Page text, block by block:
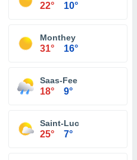
22° 10°
Monthey
31° 16°
Saas-Fee
18° 9°
Saint-Luc
25° 7°